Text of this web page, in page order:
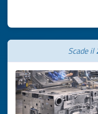
Scade il